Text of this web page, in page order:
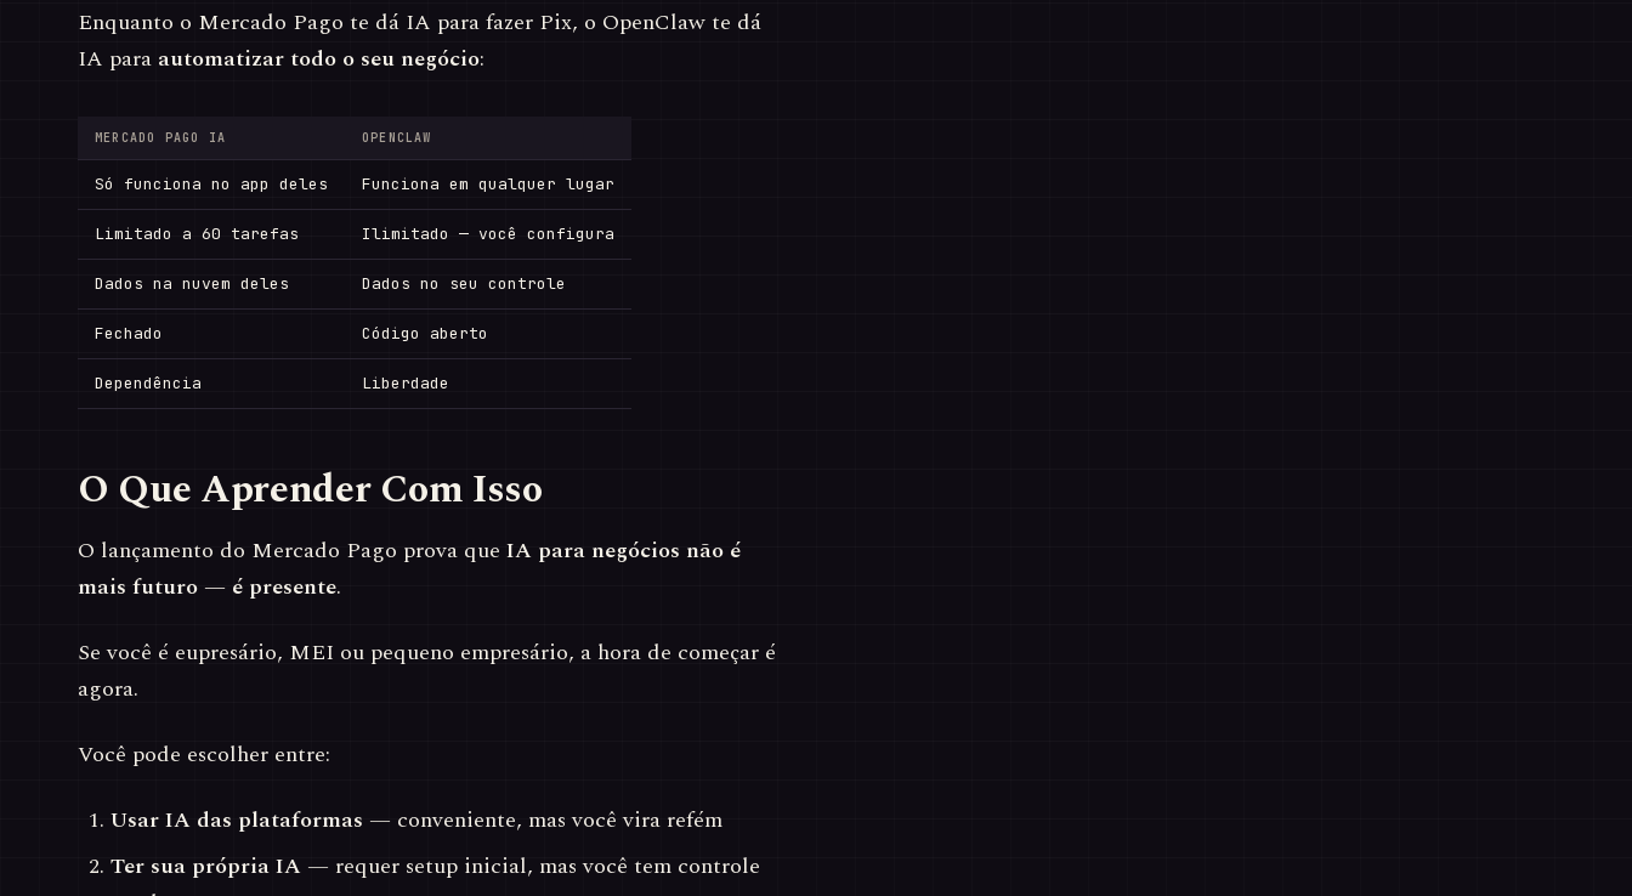
Enquanto o Mercado Pago te dá IA para fazer Pix, o OpenClaw te dá
IA para automatizar todo o seu negócio:
MERCADO PAGO IA OPENCLAW
Só funciona no app deles Funciona em qualquer lugar
Limitado a 60 tarefas Ilimitado — você configura
Dados na nuvem deles Dados no seu controle
Fechado Código aberto
Dependência Liberdade
O Que Aprender Com Isso
O lançamento do Mercado Pago prova que IA para negócios não é
mais futuro — é presente.
Se você é eupresário, MEI ou pequeno empresário, a hora de começar é
agora.
Você pode escolher entre:
Usar IA das plataformas — conveniente, mas você vira refém
Ter sua própria IA — requer setup inicial, mas você tem controle